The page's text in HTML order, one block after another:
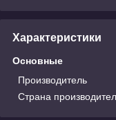
Характеристики
Основные
Производитель
Страна